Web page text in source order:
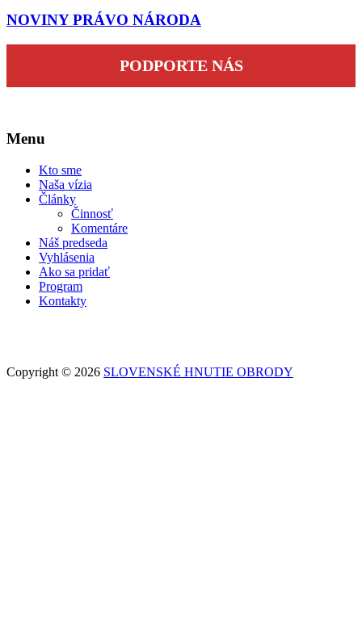
NOVINY PRÁVO NÁRODA
PODPORTE NÁS
Menu
Kto sme
Naša vízia
Články
Činnosť
Komentáre
Náš predseda
Vyhlásenia
Ako sa pridať
Program
Kontakty
Copyright © 2026 SLOVENSKÉ HNUTIE OBRODY